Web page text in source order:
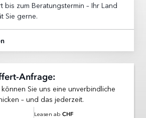
bis zum Beratungstermin – Ihr Land
Sie gerne.
Anfrage:
Sie uns eine unverbindliche
– und das jederzeit.
Leasen ab CHF